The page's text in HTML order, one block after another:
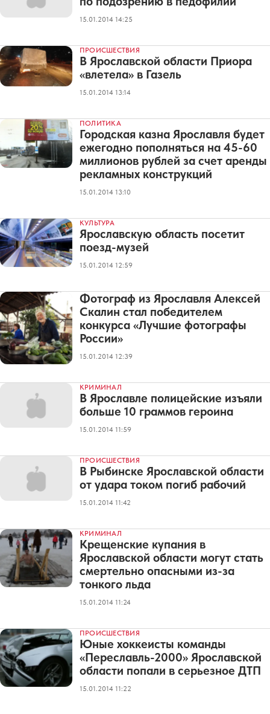
15.01.2014 14:25
ПРОИСШЕСТВИЯ
В Ярославской области Приора
«влетела» в Газель
15.01.2014 13:14
ПОЛИТИКА
Городская казна Ярославля будет
ежегодно пополняться на 45-60
миллионов рублей за счет аренды
рекламных конструкций
15.01.2014 13:10
КУЛЬТУРА
Ярославскую область посетит
поезд-музей
15.01.2014 12:59
Фотограф из Ярославля Алексей
Скалин стал победителем
конкурса «Лучшие фотографы
России»
15.01.2014 12:39
КРИМИНАЛ
В Ярославле полицейские изъяли
больше 10 граммов героина
15.01.2014 11:59
ПРОИСШЕСТВИЯ
В Рыбинске Ярославской области
от удара током погиб рабочий
15.01.2014 11:42
КРИМИНАЛ
Крещенские купания в
Ярославской области могут стать
смертельно опасными из-за
тонкого льда
15.01.2014 11:24
ПРОИСШЕСТВИЯ
Юные хоккеисты команды
«Переславль-2000» Ярославской
области попали в серьезное ДТП
15.01.2014 11:22